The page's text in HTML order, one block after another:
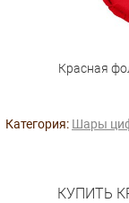
Красная
Категория: Шары
КУПИТЬ